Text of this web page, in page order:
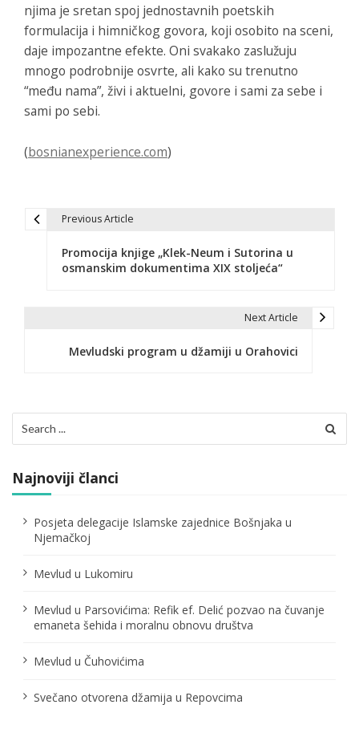
njima je sretan spoj jednostavnih poetskih
formulacija i himničkog govora, koji osobito na sceni,
daje impozantne efekte. Oni svakako zaslužuju
mnogo podrobnije osvrte, ali kako su trenutno
“među nama”, živi i aktuelni, govore i sami za sebe i
sami po sebi.
(bosnianexperience.com)
c
i
a
č
a
n
k
a
Previous Article
Promocija knjige „Klek-Neum i Sutorina u
osmanskim dokumentima XIX stoljeća“
Next Article
Mevludski program u džamiji u Orahovici
for:
Najnoviji članci
Posjeta delegacije Islamske zajednice Bošnjaka u
Njemačkoj
Mevlud u Lukomiru
Mevlud u Parsovićima: Refik ef. Delić pozvao na čuvanje
emaneta šehida i moralnu obnovu društva
Mevlud u Čuhovićima
Svečano otvorena džamija u Repovcima